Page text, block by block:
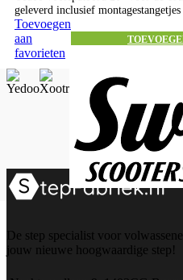
geleverd inclusief
Toevoegen
aan
favorieten
De step specialist voor
jouw nieuwe hoogwaardige step!